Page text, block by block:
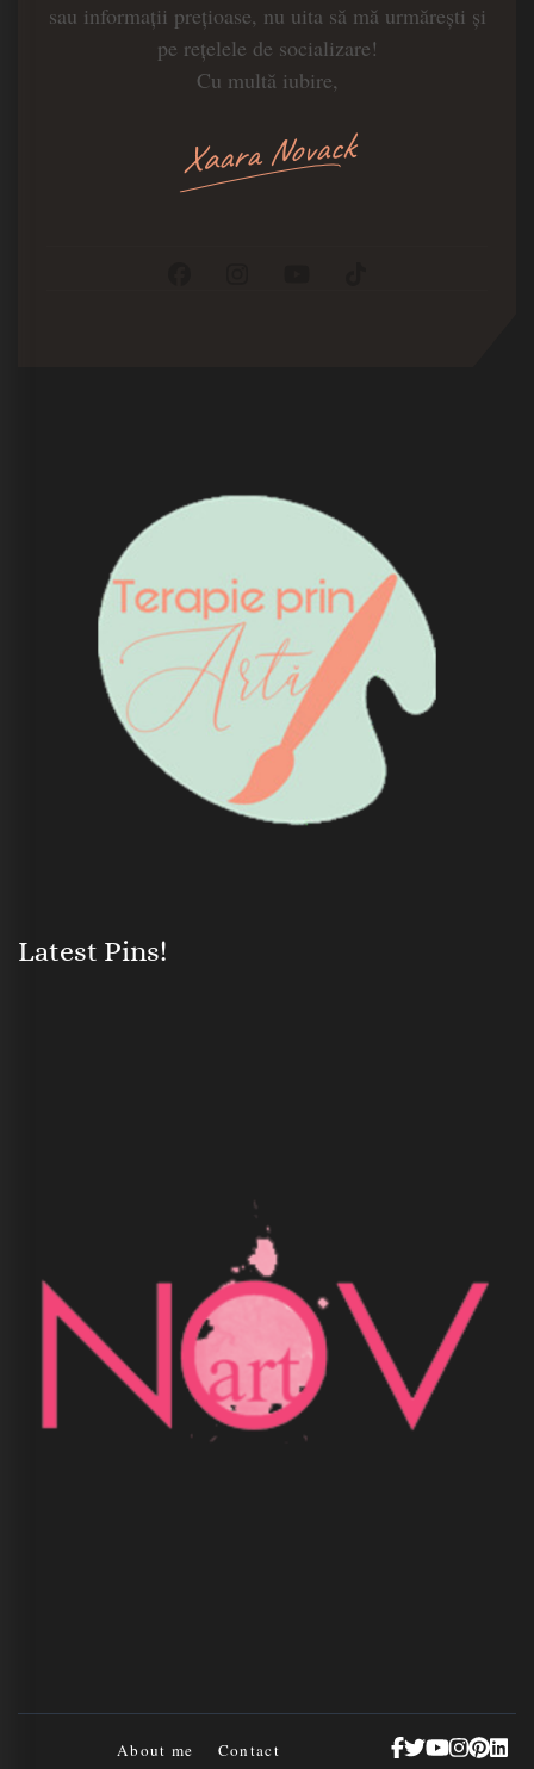
sau informații prețioase, nu uita să mă urmărești și
pe rețelele de socializare!
Cu multă iubire,
Xaara Novack
Latest Pins!
About me Contact